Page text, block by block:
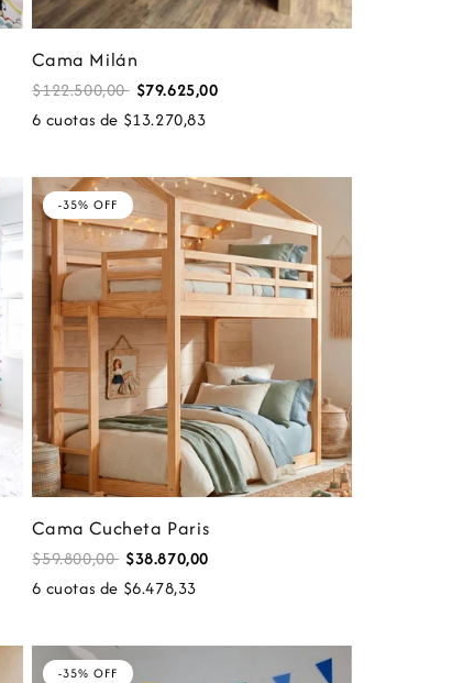
Cama Milán
$122.500,00 $79.625,00
6 cuotas de $13.270,83
-35% OFF
Cama Cucheta Paris
$59.800,00 $38.870,00
6 cuotas de $6.478,33
-35% OFF